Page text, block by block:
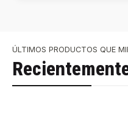
ÚLTIMOS PRODUCTOS QUE